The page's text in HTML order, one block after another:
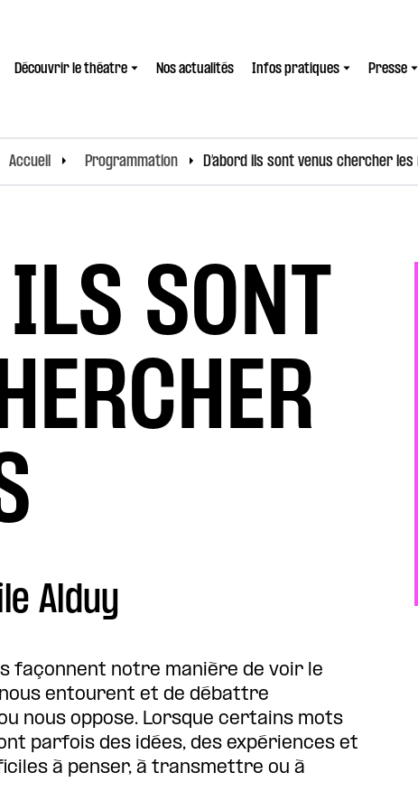
Découvrir le théatre Nos actualités Infos pratiques Presse
Accueil Programmation D’abord ils sont venus chercher les
ILS SONT
Alduy
façonnent notre manière de voir le
entourent et de débattre
nous oppose. Lorsque certains mots
parfois des idées, des expériences et
à penser, à transmettre ou à